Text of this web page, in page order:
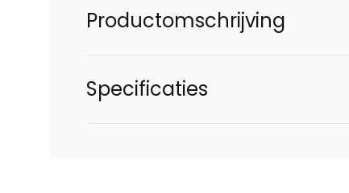
Productomschrijving
Specificaties